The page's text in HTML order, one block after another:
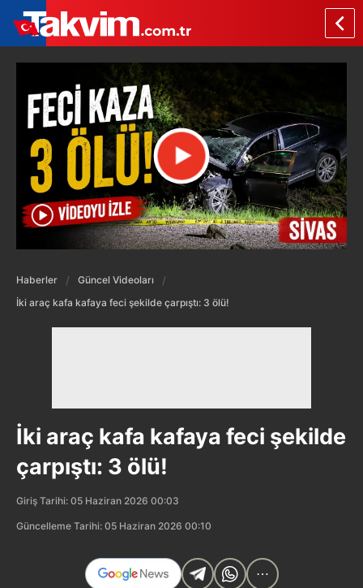
Haberler
Güncel Videoları
İki araç kafa kafaya feci şekilde çarpıştı: 3 ölü!
İki araç kafa kafaya feci şekilde
çarpıştı: 3 ölü!
Giriş Tarihi: 05 Haziran 2026 00:03
Güncelleme Tarihi: 05 Haziran 2026 00:10